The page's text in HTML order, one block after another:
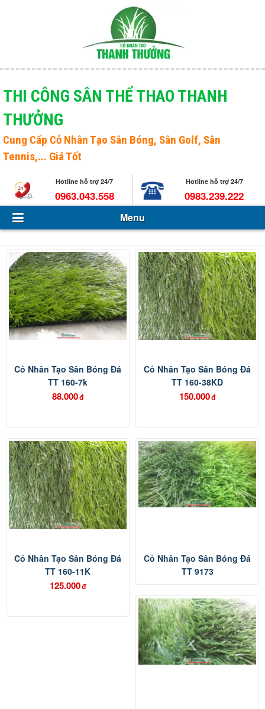
Menu
Giới thiệu
Sản phẩm
Tin Tức - Sự kiện
Tuyển dụng
Liên hệ
THI CÔNG SÂN THỂ THAO THANH
THƯỞNG
Cung Cấp Cỏ Nhân Tạo Sân Bóng, Sân Golf, Sân
Tennis,... Giá Tốt
Hotline hỗ trợ 24/7
0963.043.558
Hotline hỗ trợ 24/7
0983.239.222
Menu
Cỏ Nhân Tạo Sân Bóng Đá
TT 160-7k
88.000đ
Cỏ Nhân Tạo Sân Bóng Đá
TT 160-38KD
150.000đ
Cỏ Nhân Tạo Sân Bóng Đá
TT 160-11K
125.000đ
Cỏ Nhân Tạo Sân Bóng Đá
TT 9173